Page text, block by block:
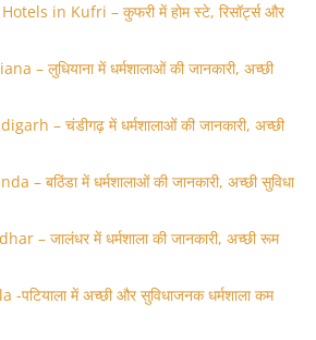
in Kufri – कुफरी में होम स्‍टे, रिसॉर्ट्स और
– लुधियाना में धर्मशालाओं की जानकारी, अच्छी
– चंडीगढ़ में धर्मशालाओं की जानकारी, अच्छी
बठिंडा में धर्मशालाओं की जानकारी, अच्छी सुविधा
– जालंधर में धर्मशाला की जानकारी, अच्छी रूम
में अच्छी और सुविधाजनक धर्मशाला कम